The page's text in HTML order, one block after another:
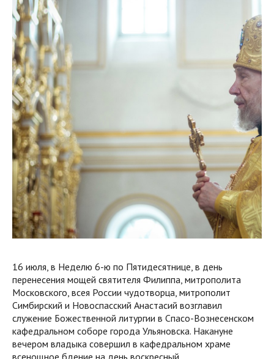
16 июля, в Неделю 6-ю по Пятидесятнице, в день
перенесения мощей святителя Филиппа, митрополита
Московского, всея России чудотворца, митрополит
Симбирский и Новоспасский Анастасий возглавил
служение Божественной литургии в Спасо-Вознесенском
кафедральном соборе города Ульяновска. Накануне
вечером владыка совершил в кафедральном храме
всенощное бдение на день воскресный.